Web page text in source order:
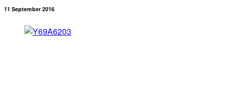
11 September 2016